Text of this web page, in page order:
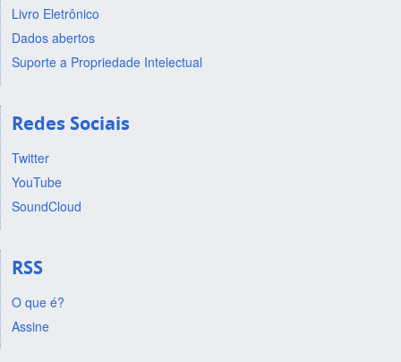
Livro Eletrônico
Dados abertos
Suporte a Propriedade Intelectual
Redes Sociais
Twitter
YouTube
SoundCloud
RSS
O que é?
Assine